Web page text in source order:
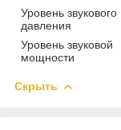
Уровень звукового
давления
Уровень звуковой
мощности
Скрыть